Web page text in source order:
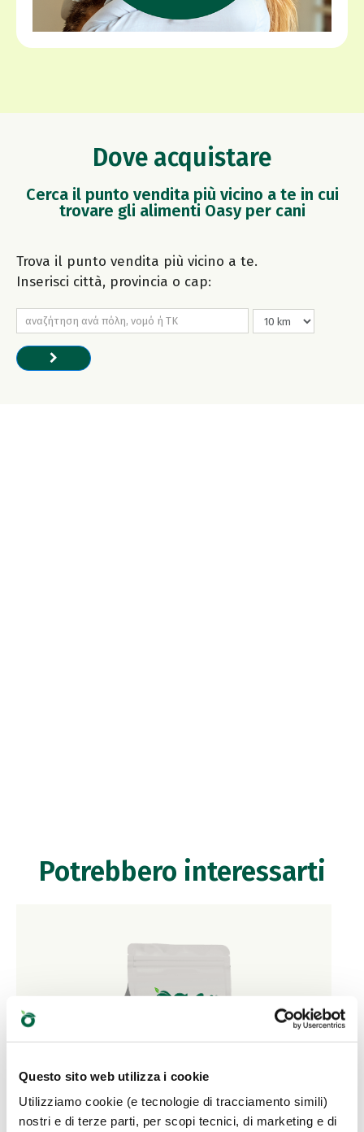
Questo sito web utilizza i cookie
Utilizziamo cookie (e tecnologie di tracciamento simili)
nostri e di terze parti, per scopi tecnici, di marketing e di
Dove acquistare
Cerca il punto vendita più vicino a te in cui
trovare gli alimenti Oasy per cani
Trova il punto vendita più vicino a te.
Inserisci città, provincia o cap:
Potrebbero interessarti